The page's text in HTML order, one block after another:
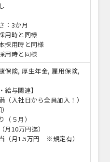
：3か月
用時と同様
採用時と同様
用時と同様
保険, 厚生年金, 雇用保険,
給与関連】
（入社日から全員加入！）
（５月）
月10万円迄）
（月1.5万円 ※規定有）